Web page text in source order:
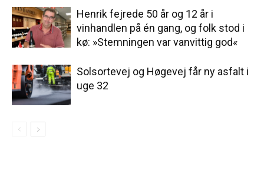
Henrik fejrede 50 år og 12 år i
vinhandlen på én gang, og folk stod i
kø: »Stemningen var vanvittig god«
Solsortevej og Høgevej får ny asfalt i
uge 32